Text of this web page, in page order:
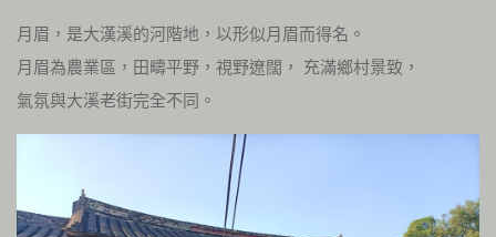
月眉，是大漢溪的河階地，以形似月眉而得名。
月眉為農業區，田疇平野，視野遼闊， 充滿鄉村景致，
氣氛與大溪老街完全不同。